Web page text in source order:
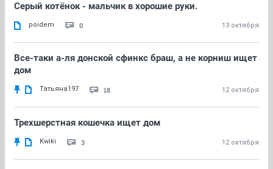
Серый котёнок - мальчик в хорошие руки.
poidem 0 13 октября
Все-таки а-ля донской сфинкc браш, а не корниш ищет
дом
Татьяна197 18 12 октября
Трехшерстная кошечка ищет дом
Kwiki 3 12 октября